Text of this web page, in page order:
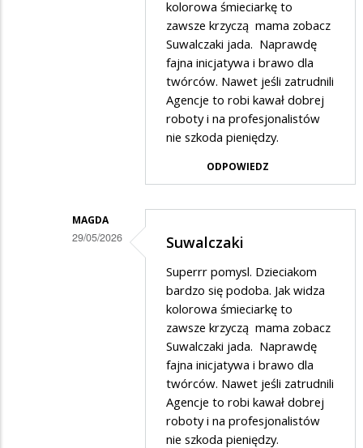
kolorowa śmieciarkę to
zawsze krzyczą mama zobacz
Suwalczaki jada. Naprawdę
fajna inicjatywa i brawo dla
twórców. Nawet jeśli zatrudnili
Agencje to robi kawał dobrej
roboty i na profesjonalistów
nie szkoda pieniędzy.
ODPOWIEDZ
MAGDA
29/05/2026 Suwalczaki
Superrr pomysl. Dzieciakom
bardzo się podoba. Jak widza
kolorowa śmieciarkę to
zawsze krzyczą mama zobacz
Suwalczaki jada. Naprawdę
fajna inicjatywa i brawo dla
twórców. Nawet jeśli zatrudnili
Agencje to robi kawał dobrej
roboty i na profesjonalistów
nie szkoda pieniędzy.